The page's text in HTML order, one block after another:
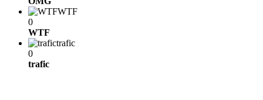
WTF
0
WTF
trafic
0
trafic